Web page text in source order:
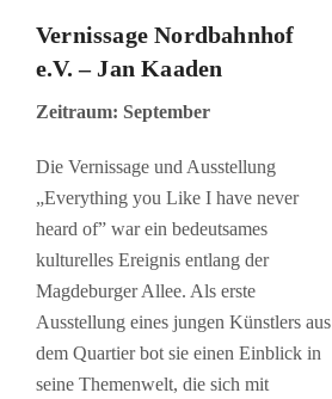
Vernissage Nordbahnhof
e.V. – Jan Kaaden
Zeitraum: September
Die Vernissage und Ausstellung
„Everything you Like I have never
heard of” war ein bedeutsames
kulturelles Ereignis entlang der
Magdeburger Allee. Als erste
Ausstellung eines jungen Künstlers aus
dem Quartier bot sie einen Einblick in
seine Themenwelt, die sich mit